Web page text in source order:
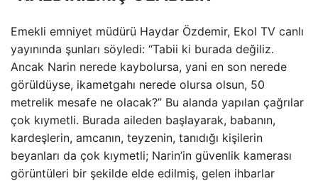
Emekli emniyet müdürü Haydar Özdemir, Ekol TV canlı
yayınında şunları söyledi: “Tabii ki burada değiliz.
Ancak Narin nerede kaybolursa, yani en son nerede
görüldüyse, ikametgahı nerede olursa olsun, 50
metrelik mesafe ne olacak?” Bu alanda yapılan çağrılar
çok kıymetli. Burada aileden başlayarak, babanın,
kardeşlerin, amcanın, teyzenin, tanıdığı kişilerin
beyanları da çok kıymetli; Narin’in güvenlik kamerası
görüntüleri bir şekilde elde edilmiş, gelen ihbarlar